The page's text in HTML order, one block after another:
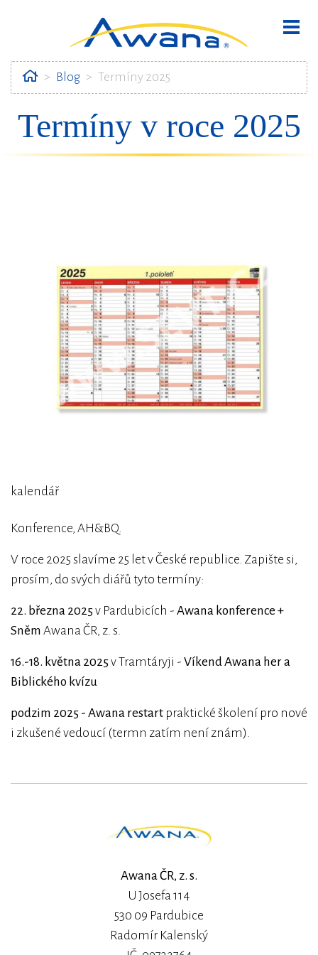
Home
Blog Termíny 2025
Termíny v roce 2025
kalendář
Konference, AH&BQ.
V roce 2025 slavíme 25 let v České republice. Zapište si,
prosím, do svých diářů tyto termíny:
22. března 2025v Pardubicích - Awana konference +
Sněm Awana ČR, z. s.
16.-18. května 2025v Tramtáryji - Víkend Awana her a
Biblického kvízu
podzim 2025 - Awana restart praktické školení pro nové
i zkušené vedoucí (termn zatím není znám).
Awana ČR, z. s.
U Josefa 114
530 09 Pardubice
Radomír Kalenský